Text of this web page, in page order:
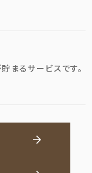
まるサービスです。